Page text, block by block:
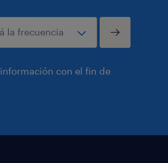
con el fin de